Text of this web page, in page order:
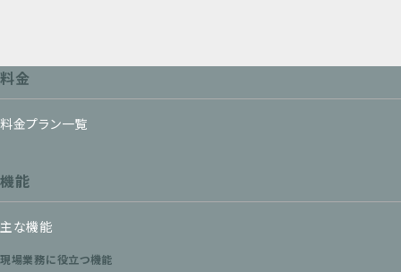
料金
料金プラン一覧
機能
主な機能
現場業務に役立つ機能